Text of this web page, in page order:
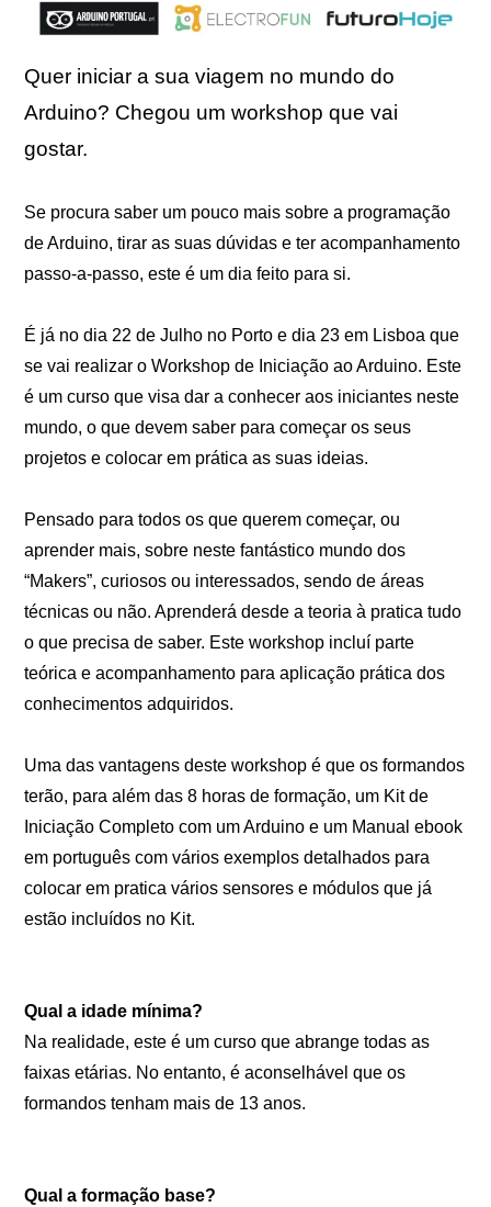
Quer iniciar a sua viagem no mundo do
Arduino? Chegou um workshop que vai
gostar.
Se procura saber um pouco mais sobre a programação
de Arduino, tirar as suas dúvidas e ter acompanhamento
passo-a-passo, este é um dia feito para si.
É já no dia 22 de Julho no Porto e dia 23 em Lisboa que
se vai realizar o Workshop de Iniciação ao Arduino. Este
é um curso que visa dar a conhecer aos iniciantes neste
mundo, o que devem saber para começar os seus
projetos e colocar em prática as suas ideias.
Pensado para todos os que querem começar, ou
aprender mais, sobre neste fantástico mundo dos
“Makers”, curiosos ou interessados, sendo de áreas
técnicas ou não. Aprenderá desde a teoria à pratica tudo
o que precisa de saber. Este workshop incluí parte
teórica e acompanhamento para aplicação prática dos
conhecimentos adquiridos.
Uma das vantagens deste workshop é que os formandos
terão, para além das 8 horas de formação, um Kit de
Iniciação Completo com um Arduino e um Manual ebook
em português com vários exemplos detalhados para
colocar em pratica vários sensores e módulos que já
estão incluídos no Kit.
Qual a idade mínima?
Na realidade, este é um curso que abrange todas as
faixas etárias. No entanto, é aconselhável que os
formandos tenham mais de 13 anos.
Qual a formação base?